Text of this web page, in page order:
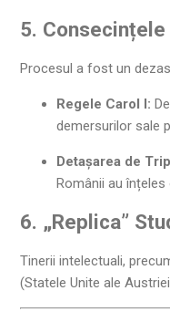
5.
Procesul a fost un
Regele Carol I:
demersurilor sale
Detașarea de
Românii au
6. „Replica”
Tinerii intelectuali,
(Statele Unite ale